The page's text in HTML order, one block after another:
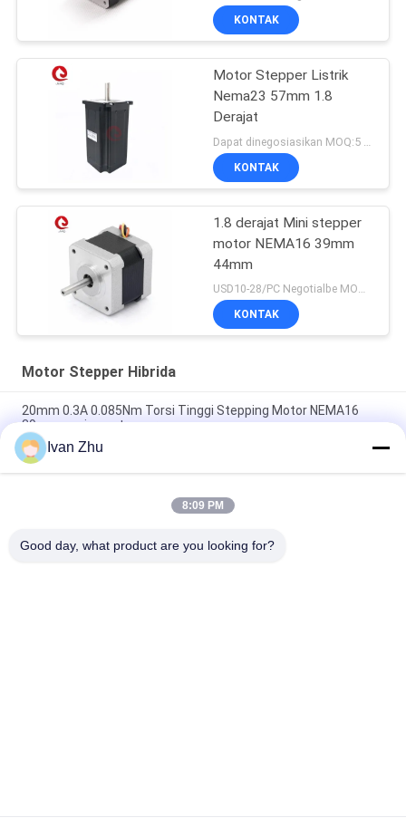
KONTAK
Motor Stepper Listrik
Nema23 57mm 1.8
Derajat
KONTAK
1.8 derajat Mini stepper
motor NEMA16 39mm
44mm
USD10-28/PC Negotialbe MOQ:10 pcs
KONTAK
Motor Stepper Hibrida
20mm 0.3A 0.085Nm Torsi Tinggi Stepping Motor NEMA16
39mm panjang stepper
Motor Stepper Listrik 0,06Nm NEMA11 28mm 32mm panjang
tubuh 0,67A saat ini
Panjang bodi 32mm NEMA11 2phase Stepper Motor 28mm
Ivan Zhu
8:09 PM
Good day, what product are you looking for?